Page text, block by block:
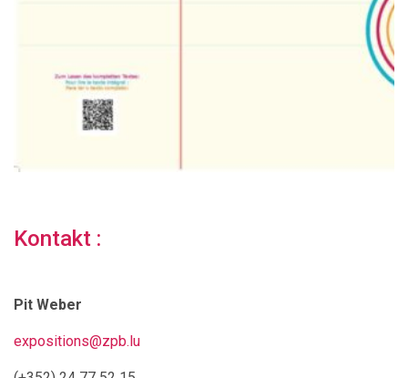
Kontakt :
Pit Weber
expositions@zpb.lu